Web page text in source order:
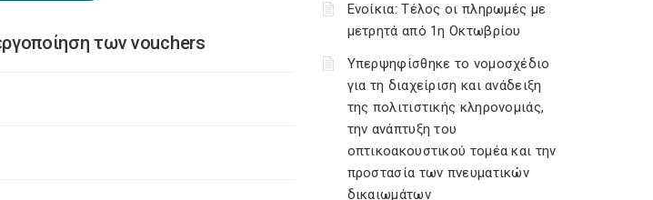
των vouchers
Ενοίκια: Τέλος οι πληρωμές με
μετρητά από 1η Οκτωβρίου
Υπερψηφίσθηκε το νομοσχέδιο
για τη διαχείριση και ανάδειξη
της πολιτιστικής κληρονομιάς,
την ανάπτυξη του
οπτικοακουστικού τομέα και την
προστασία των πνευματικών
δικαιωμάτων